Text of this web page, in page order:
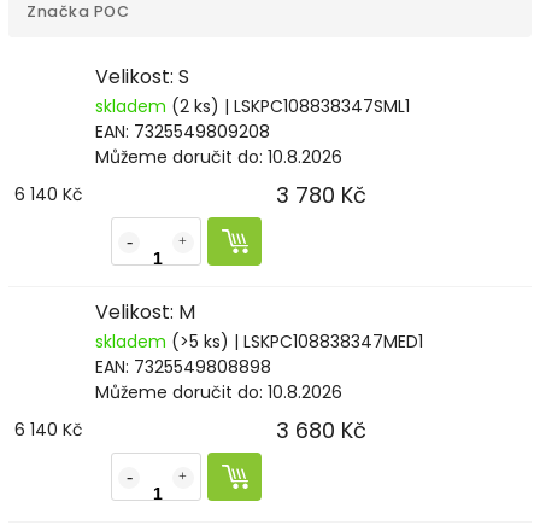
Značka POC
Velikost: S
skladem (2 ks) | LSKPC108838347SML1
EAN: 7325549809208
Můžeme doručit do: 10.8.2026
6 140 Kč
3 780 Kč
Velikost: M
skladem (>5 ks) | LSKPC108838347MED1
EAN: 7325549808898
Můžeme doručit do: 10.8.2026
6 140 Kč
3 680 Kč